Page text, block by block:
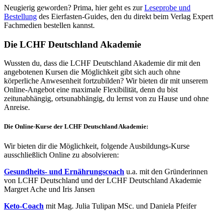
Neugierig geworden? Prima, hier geht es zurLeseprobe und
Bestellung des Eierfasten-Guides, den du direkt beim Verlag Expert
Fachmedien bestellen kannst.
Die LCHF Deutschland Akademie
Wussten du, dass die LCHF Deutschland Akademie dir mit den
angebotenen Kursen die Möglichkeit gibt sich auch ohne
körperliche Anwesenheit fortzubilden? Wir bieten dir mit unserem
Online-Angebot eine maximale Flexibilität, denn du bist
zeitunabhängig, ortsunabhängig, du lernst von zu Hause und ohne
Anreise.
Die Online-Kurse der LCHF Deutschland Akademie:
Wir bieten dir die Möglichkeit, folgende Ausbildungs-Kurse
ausschließlich Online zu absolvieren:
Gesundheits- und Ernährungscoach u.a. mit den Gründerinnen
von LCHF Deutschland und der LCHF Deutschland Akademie
Margret Ache und Iris Jansen
Keto-Coach mit Mag. Julia Tulipan MSc. und Daniela Pfeifer